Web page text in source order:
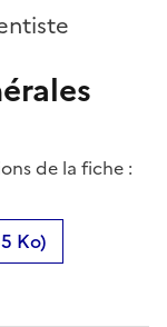
de la fiche :
Ko)